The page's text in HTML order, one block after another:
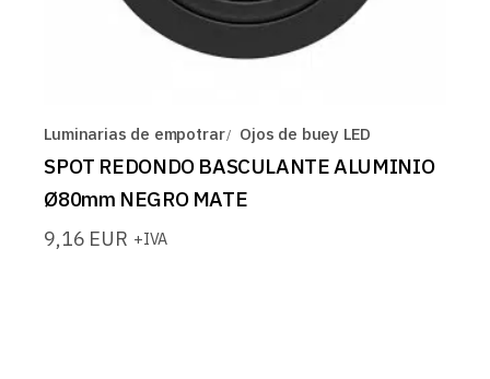
Luminarias de empotrar Ojos de buey LED
SPOT REDONDO BASCULANTE ALUMINIO
Ø80mm NEGRO MATE
9,16 EUR +IVA